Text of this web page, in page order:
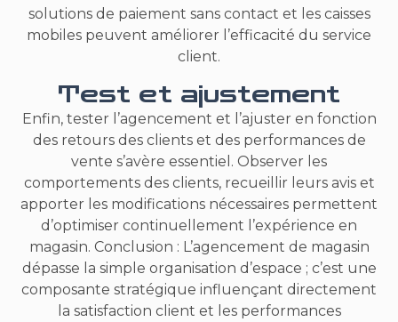
solutions de paiement sans contact et les caisses
mobiles peuvent améliorer l’efficacité du service
client.
Test et ajustement
Enfin, tester l’agencement et l’ajuster en fonction
des retours des clients et des performances de
vente s’avère essentiel. Observer les
comportements des clients, recueillir leurs avis et
apporter les modifications nécessaires permettent
d’optimiser continuellement l’expérience en
magasin. Conclusion : L’agencement de magasin
dépasse la simple organisation d’espace ; c’est une
composante stratégique influençant directement
la satisfaction client et les performances